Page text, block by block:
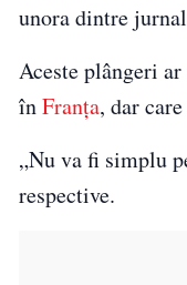
unora dintre
Aceste plângeri
înFranţa, dar
„Nu va fi simplu
respective.